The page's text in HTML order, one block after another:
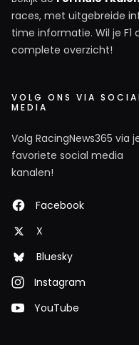
races, met uitgebreide
time informatie. Wil je F1
complete overzicht!
VOLG ONS VIA
MEDIA
Volg RacingNews365 via
favoriete social media
kanalen!
Facebook
X
Bluesky
Instagram
YouTube